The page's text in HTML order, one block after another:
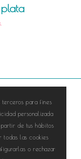
terceros para fines
personalizada
de tus hábitos
todas las cookies
o rechazar